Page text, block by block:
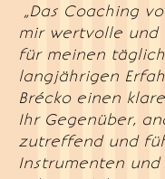
„Das Coaching
mir wertvolle und
für meinen
langjährigen
Brécko einen
Ihr Gegenüber,
zutreffend und
Instrumenten und